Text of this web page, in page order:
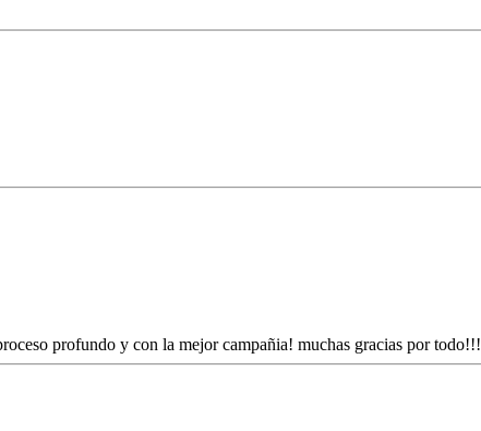
profundo y con la mejor campañia! muchas gracias por todo!!!